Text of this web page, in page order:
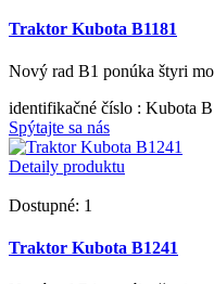
Traktor Kubota B1181
Nový rad B1 ponúka štyri
identifikačné číslo : Kubota
Spýtajte sa nás
Detaily produktu
Dostupné: 1
Traktor Kubota B1241